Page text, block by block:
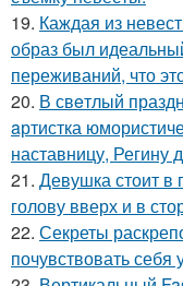
19. Каждая из
образ был
переживаний, что
20. В свeтлый
aртистка
наставницу, Регину
21. Девушка стоит в
голову вверх и в
22. Секреты
почувствовать